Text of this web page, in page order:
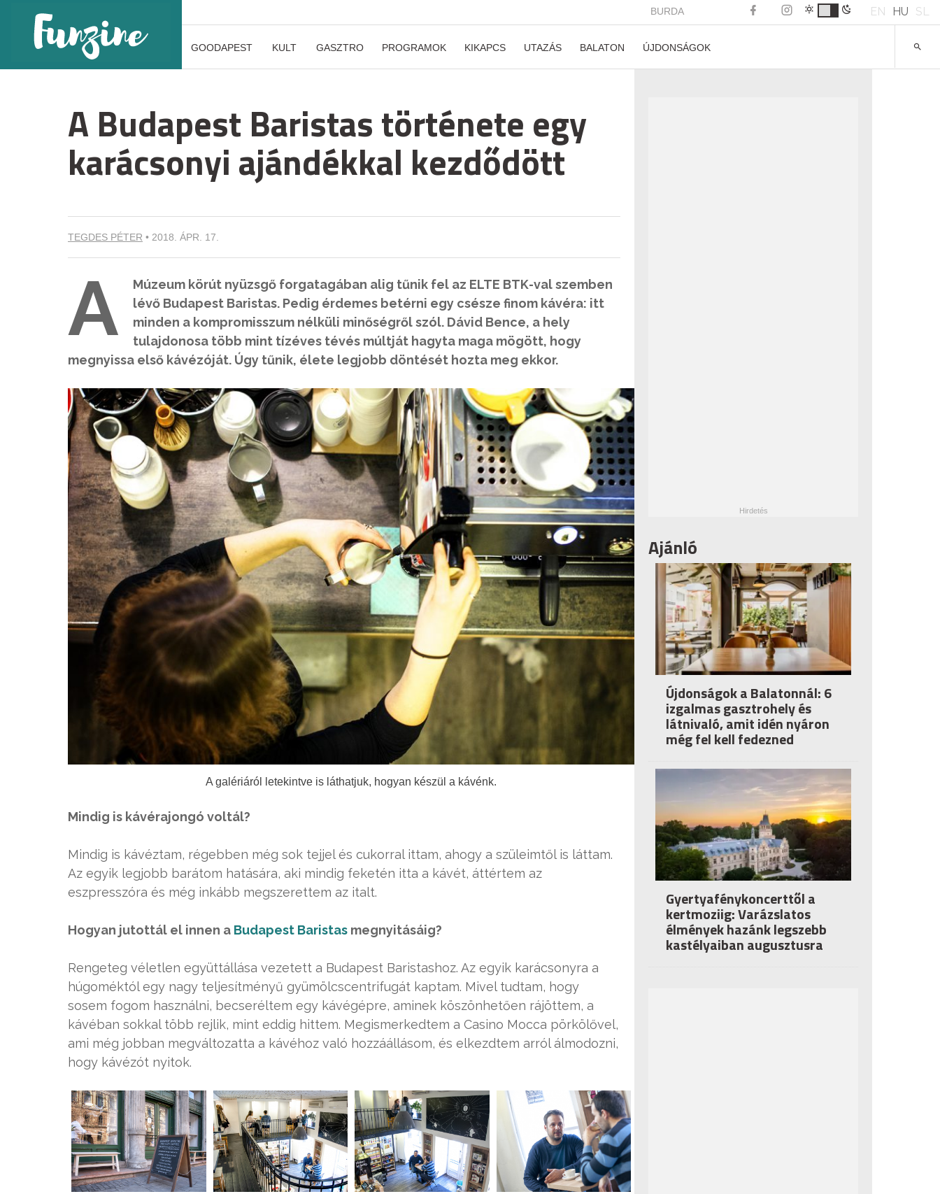
BURDA EN HU SL
GOODAPEST KULT GASZTRO PROGRAMOK KIKAPCS UTAZÁS BALATON ÚJDONSÁGOK
A Budapest Baristas története egy
karácsonyi ajándékkal kezdődött
TEGDES PÉTER • 2018. ÁPR. 17.
A
Múzeum körút nyüzsgő forgatagában alig tűnik fel az ELTE BTK-val szemben
lévő Budapest Baristas. Pedig érdemes betérni egy csésze finom kávéra: itt
minden a kompromisszum nélküli minőségről szól. Dávid Bence, a hely
tulajdonosa több mint tízéves tévés múltját hagyta maga mögött, hogy
megnyissa első kávézóját. Úgy tűnik, élete legjobb döntését hozta meg ekkor.
A galériáról letekintve is láthatjuk, hogyan készül a kávénk.
Mindig is kávérajongó voltál?
Mindig is kávéztam, régebben még sok tejjel és cukorral ittam, ahogy a szüleimtől is láttam.
Az egyik legjobb barátom hatására, aki mindig feketén itta a kávét, áttértem az
eszpresszóra és még inkább megszerettem az italt.
Hogyan jutottál el innen a Budapest Baristas megnyitásáig?
Rengeteg véletlen együttállása vezetett a Budapest Baristashoz. Az egyik karácsonyra a
húgoméktól egy nagy teljesítményű gyümölcscentrifugát kaptam. Mivel tudtam, hogy
sosem fogom használni, becseréltem egy kávégépre, aminek köszönhetően rájöttem, a
kávéban sokkal több rejlik, mint eddig hittem. Megismerkedtem a Casino Mocca pörkölővel,
ami még jobban megváltozatta a kávéhoz való hozzáállásom, és elkezdtem arról álmodozni,
hogy kávézót nyitok.
Ajánló
Újdonságok a Balatonnál: 6
izgalmas gasztrohely és
látnivaló, amit idén nyáron
még fel kell fedezned
Gyertyafénykoncerttől a
kertmoziig: Varázslatos
élmények hazánk legszebb
kastélyaiban augusztusra